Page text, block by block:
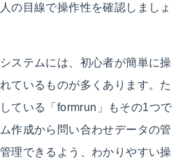
の目線で操作性を確認しましょ
ステムには、初心者が簡単に操
ているものが多くあります。た
ている「formrun」もその1つで
作成から問い合わせデータの管
理できるよう、わかりやすい操